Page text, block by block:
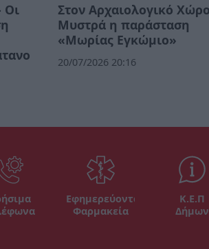
Οι
Στον Αρχαιολογικό
Μυστρά η παράσταση
«Μωρίας Εγκώμιο»
20/07/2026 20:16
Εφημερεύοντα
Φαρμακεία
Κ.Ε.Π
Δήμων